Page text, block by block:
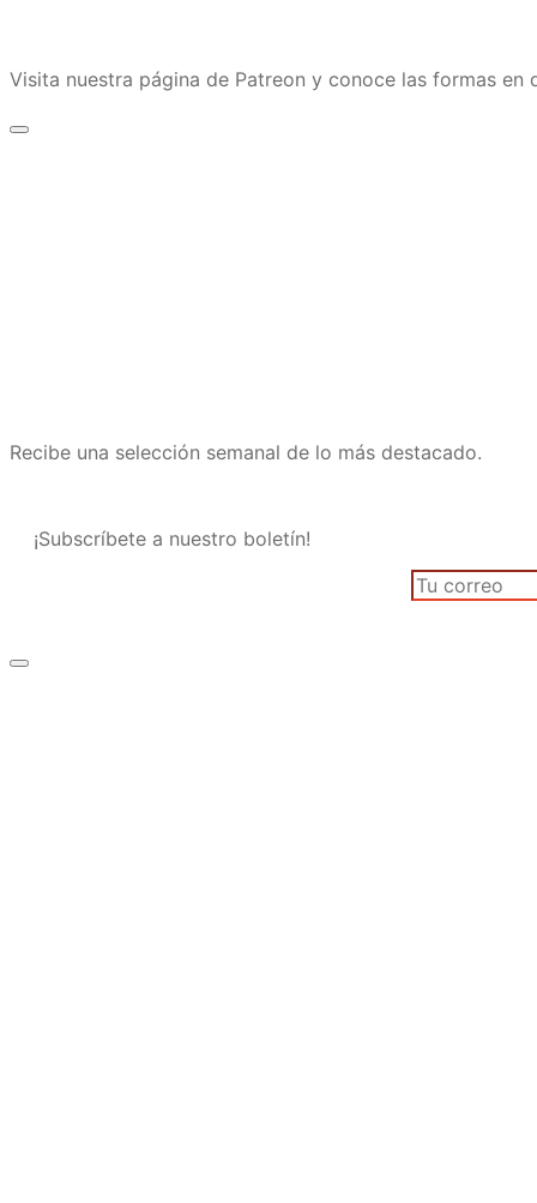
Visita nuestra página de Patreon y conoce las formas en
Recibe una selección semanal de lo más destacado.
¡Subscríbete a nuestro boletín!